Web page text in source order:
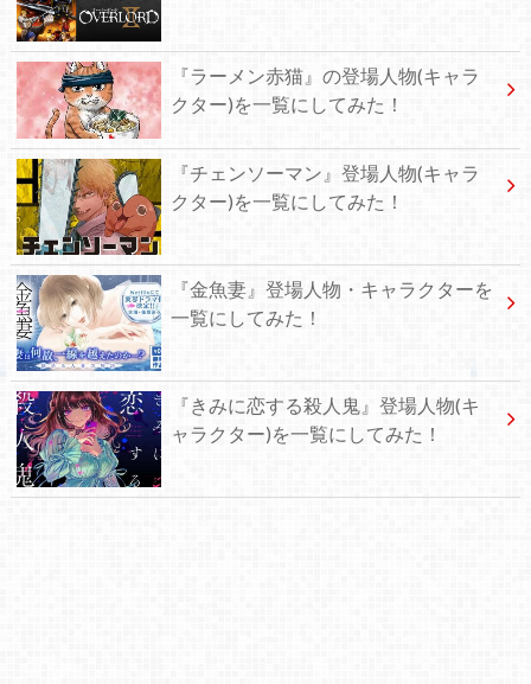
『ラーメン赤猫』の登場人物(キャラ
クター)を一覧にしてみた！
『チェンソーマン』登場人物(キャラ
クター)を一覧にしてみた！
『金魚妻』登場人物・キャラクターを
一覧にしてみた！
『きみに恋する殺人鬼』登場人物(キ
ャラクター)を一覧にしてみた！